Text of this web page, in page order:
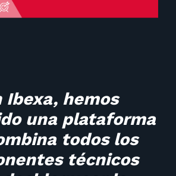
Ibexa, hemos
una plataforma
todos los
técnicos